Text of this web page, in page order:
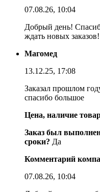
07.08.26, 10:04
Добрый день!
ждать новых
Магомед
13.12.25, 17:08
Заказал прошлом
спасибо большое
Цена, наличие
Заказ был
сроки? Да
Комментарий
07.08.26, 10:04